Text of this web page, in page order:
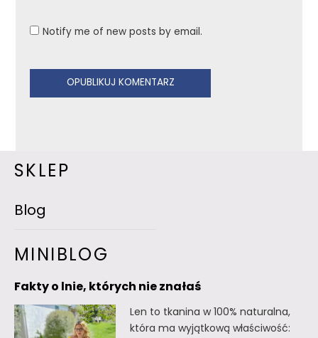
Notify me of new posts by email.
SKLEP
Blog
MINIBLOG
Fakty o lnie, których nie znałaś
Len to tkanina w 100% naturalna,
która ma wyjątkową właściwość: